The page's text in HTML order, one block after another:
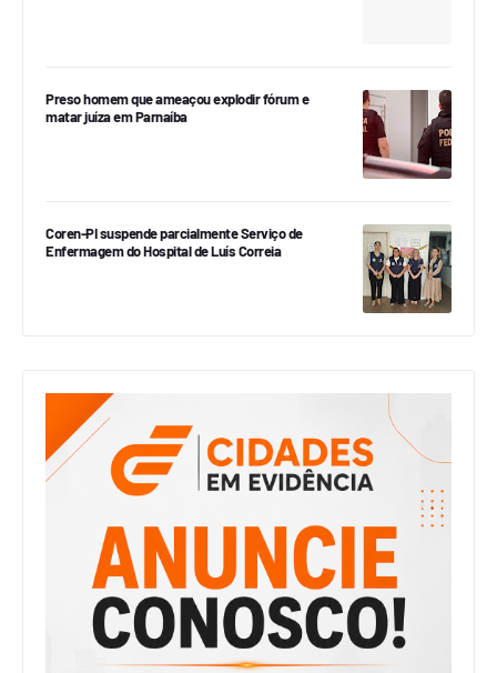
Preso homem que ameaçou explodir fórum e
matar juíza em Parnaíba
Coren-PI suspende parcialmente Serviço de
Enfermagem do Hospital de Luís Correia